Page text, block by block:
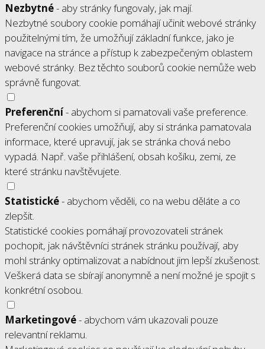
Nezbytné- aby stránky fungovaly, jak mají.
Nezbytné soubory cookie pomáhají učinit webové stránky
použitelnými tím, že umožňují základní funkce, jako je
navigace na stránce a přístup k zabezpečeným oblastem
webové stránky. Bez těchto souborů cookie nemůže web
správně fungovat.
Preferenční- abychom si pamatovali vaše preference.
Preferenční cookies umožňují, aby si stránka pamatovala
informace, které upravují, jak se stránka chová nebo
vypadá. Např. vaše přihlášení, obsah košíku, zemi, ze
které stránku navštěvujete.
Statistické- abychom věděli, co na webu děláte a co
zlepšit.
Statistické cookies pomáhají provozovateli stránek
pochopit, jak návštěvníci stránek stránku používají, aby
mohl stránky optimalizovat a nabídnout jim lepší zkušenost.
Veškerá data se sbírají anonymně a není možné je spojit s
konkrétní osobou.
Marketingové- abychom vám ukazovali pouze
relevantní reklamu.